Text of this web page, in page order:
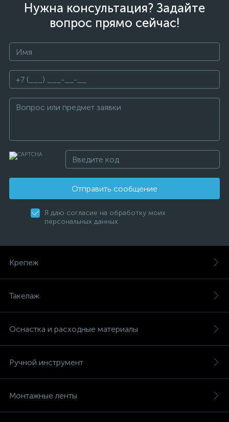
Нужна консультация? Задайте
вопрос прямо сейчас!
Отправить сообщение
Я даю согласие на обработку моих
персональных данных
Крепеж
Такелаж
Оснастка и расходные материалы
Ручной инструмент
Монтажные ленты